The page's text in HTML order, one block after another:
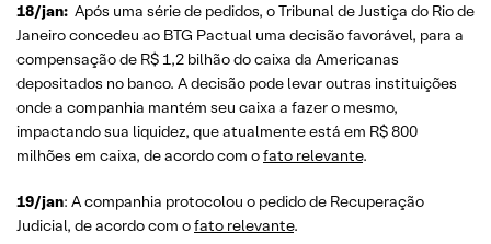
18/jan: Após uma série de pedidos, o Tribunal de Justiça do Rio de
Janeiro concedeu ao BTG Pactual uma decisão favorável, para a
compensação de R$ 1,2 bilhão do caixa da Americanas
depositados no banco. A decisão pode levar outras instituições
onde a companhia mantém seu caixa a fazer o mesmo,
impactando sua liquidez, que atualmente está em R$ 800
milhões em caixa, de acordo com ofato relevante.
19/jan: A companhia protocolou o pedido de Recuperação
Judicial, de acordo com ofato relevante.